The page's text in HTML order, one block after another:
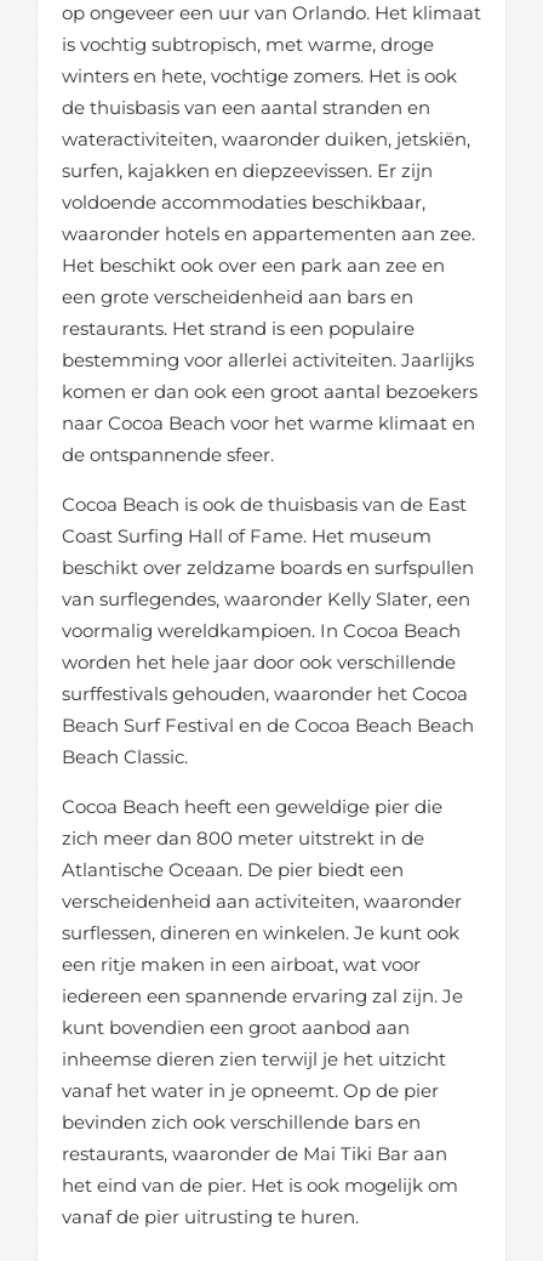
op ongeveer een uur van Orlando. Het klimaat
is vochtig subtropisch, met warme, droge
winters en hete, vochtige zomers. Het is ook
de thuisbasis van een aantal stranden en
wateractiviteiten, waaronder duiken, jetskiën,
surfen, kajakken en diepzeevissen. Er zijn
voldoende accommodaties beschikbaar,
waaronder hotels en appartementen aan zee.
Het beschikt ook over een park aan zee en
een grote verscheidenheid aan bars en
restaurants. Het strand is een populaire
bestemming voor allerlei activiteiten. Jaarlijks
komen er dan ook een groot aantal bezoekers
naar Cocoa Beach voor het warme klimaat en
de ontspannende sfeer.
Cocoa Beach is ook de thuisbasis van de East
Coast Surfing Hall of Fame. Het museum
beschikt over zeldzame boards en surfspullen
van surflegendes, waaronder Kelly Slater, een
voormalig wereldkampioen. In Cocoa Beach
worden het hele jaar door ook verschillende
surffestivals gehouden, waaronder het Cocoa
Beach Surf Festival en de Cocoa Beach Beach
Beach Classic.
Cocoa Beach heeft een geweldige pier die
zich meer dan 800 meter uitstrekt in de
Atlantische Oceaan. De pier biedt een
verscheidenheid aan activiteiten, waaronder
surflessen, dineren en winkelen. Je kunt ook
een ritje maken in een airboat, wat voor
iedereen een spannende ervaring zal zijn. Je
kunt bovendien een groot aanbod aan
inheemse dieren zien terwijl je het uitzicht
vanaf het water in je opneemt. Op de pier
bevinden zich ook verschillende bars en
restaurants, waaronder de Mai Tiki Bar aan
het eind van de pier. Het is ook mogelijk om
vanaf de pier uitrusting te huren.